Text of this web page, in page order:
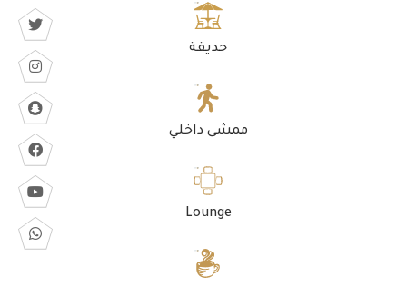
حديقة
ممشى داخلي
Lounge